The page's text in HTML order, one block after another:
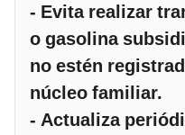
- Evita realizar
o gasolina
no estén
núcleo familiar.
- Actualiza